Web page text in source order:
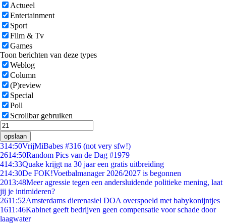
Actueel
Entertainment
Sport
Film & Tv
Games
Toon berichten van deze types
Weblog
Column
(P)review
Special
Poll
Scrollbar gebruiken
opslaan
314:50VrijMiBabes #316 (not very sfw!)
2614:50Random Pics van de Dag #1979
414:33Quake krijgt na 30 jaar een gratis uitbreiding
214:30De FOK!Voetbalmanager 2026/2027 is begonnen
2013:48Meer agressie tegen een andersluidende politieke mening, laat
jij je intimideren?
2611:52Amsterdams dierenasiel DOA overspoeld met babykonijntjes
1611:46Kabinet geeft bedrijven geen compensatie voor schade door
laagwater